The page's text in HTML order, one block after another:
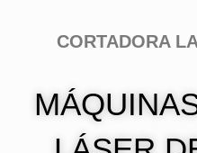
CORTADORA